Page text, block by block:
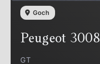
Goch
Peugeot 3008
GT